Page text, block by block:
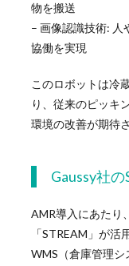
物を搬送
– 画像認識技術: 人
協働を実現
このロボットは冷
り、従来のピッキ
環境の改善が期待
Gaussy社
AMR導入にあたり
「STREAM」が
WMS（倉庫管理シ